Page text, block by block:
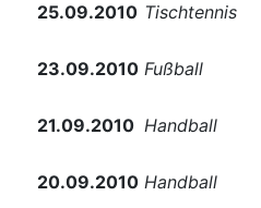
25.09.2010 Tischtennis
23.09.2010 Fußball
21.09.2010 Handball
20.09.2010 Handball